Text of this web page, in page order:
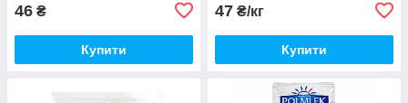
46 ₴
Купити
47 ₴/кг
Купити